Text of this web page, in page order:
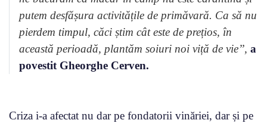
putem desfășura activitățile de primăvară. Ca să nu
pierdem timpul, căci știm cât este de prețios, în
această perioadă, plantăm soiuri noi viță de vie’’, a
povestit Gheorghe Cerven.
Criza i-a afectat nu dar pe fondatorii vinăriei, dar și pe